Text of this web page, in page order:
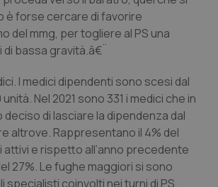
è forse cercare di favorire
del mmg, per togliere al PS una
bassa gravità.â€¨
I medici dipendenti sono scesi dal
Nel 2021 sono 331 i medici che in
deciso di lasciare la dipendenza dal
altrove. Rappresentano il 4% del
attivi e rispetto all’anno precedente
27%. Le fughe maggiori si sono
coinvolti nei turni di PS,